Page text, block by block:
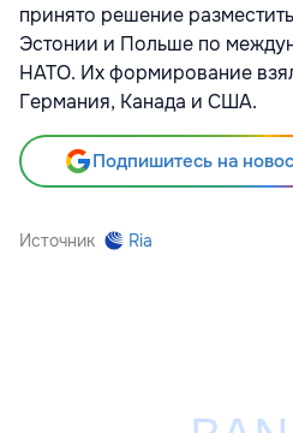
принято решение
Эстонии и Польше по
НАТО. Их формирование
Германия, Канада и США.
Подпишитесь на
Источник Ria